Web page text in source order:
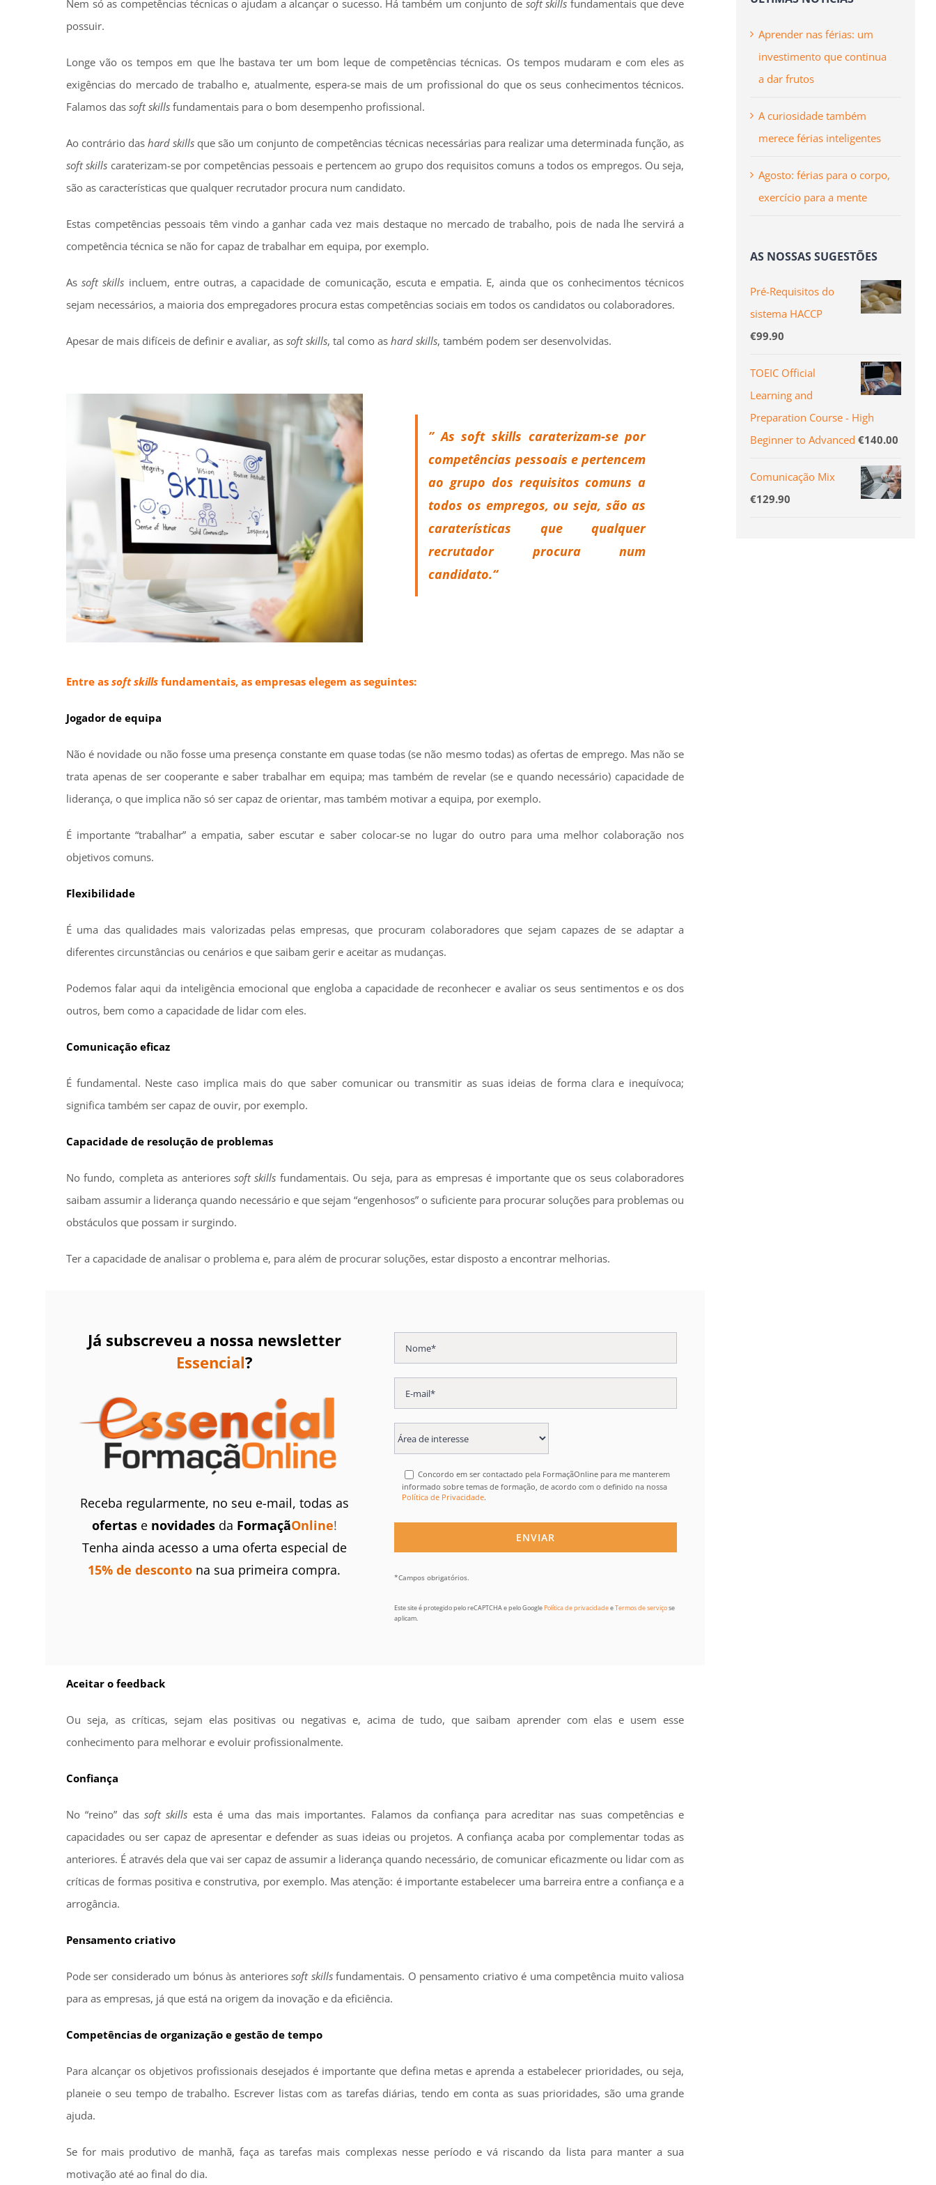
Nem só as competências técnicas o ajudam a alcançar o sucesso. Há também um conjunto desoft skills fundamentais que deve
possuir.
Longe vão os tempos em que lhe bastava ter um bom leque de competências técnicas. Os tempos mudaram e com eles as
exigências do mercado de trabalho e, atualmente, espera-se mais de um profissional do que os seus conhecimentos técnicos.
Falamos das soft skillsfundamentais para o bom desempenho profissional.
Ao contrário dashard skills que são um conjunto de competências técnicas necessárias para realizar uma determinada função, as
soft skills caraterizam-se por competências pessoais e pertencem ao grupo dos requisitos comuns a todos os empregos. Ou seja,
são as características que qualquer recrutador procura num candidato.
Estas competências pessoais têm vindo a ganhar cada vez mais destaque no mercado de trabalho, pois de nada lhe servirá a
competência técnica se não for capaz de trabalhar em equipa, por exemplo.
Assoft skills incluem, entre outras, a capacidade de comunicação, escuta e empatia. E, ainda que os conhecimentos técnicos
sejam necessários, a maioria dos empregadores procura estas competências sociais em todos os candidatos ou colaboradores.
Apesar de mais difíceis de definir e avaliar, as soft skills, tal como as hard skills, também podem ser desenvolvidas.
” Assoft skills caraterizam-se por
competências pessoais e pertencem
ao grupo dos requisitos comuns a
todos os empregos, ou seja, são as
caraterísticas que qualquer
recrutador procura num
candidato.“
Entre as soft skillsfundamentais, as empresas elegem as seguintes:
Jogador de equipa
Não é novidade ou não fosse uma presença constante em quase todas (se não mesmo todas) as ofertas de emprego. Mas não se
trata apenas de ser cooperante e saber trabalhar em equipa; mas também de revelar (se e quando necessário) capacidade de
liderança, o que implica não só ser capaz de orientar, mas também motivar a equipa, por exemplo.
É importante “trabalhar” a empatia, saber escutar e saber colocar-se no lugar do outro para uma melhor colaboração nos
objetivos comuns.
Flexibilidade
É uma das qualidades mais valorizadas pelas empresas, que procuram colaboradores que sejam capazes de se adaptar a
diferentes circunstâncias ou cenários e que saibam gerir e aceitar as mudanças.
Podemos falar aqui da inteligência emocional que engloba a capacidade de reconhecer e avaliar os seus sentimentos e os dos
outros, bem como a capacidade de lidar com eles.
Comunicação eficaz
É fundamental. Neste caso implica mais do que saber comunicar ou transmitir as suas ideias de forma clara e inequívoca;
significa também ser capaz de ouvir, por exemplo.
Capacidade de resolução de problemas
No fundo, completa as anteriores soft skills fundamentais. Ou seja, para as empresas é importante que os seus colaboradores
saibam assumir a liderança quando necessário e que sejam “engenhosos” o suficiente para procurar soluções para problemas ou
obstáculos que possam ir surgindo.
Ter a capacidade de analisar o problema e, para além de procurar soluções, estar disposto a encontrar melhorias.
Já subscreveu a nossa newsletter
Essencial?
Receba regularmente, no seu e-mail, todas as
ofertase novidadesda FormaçãOnline!
Tenha ainda acesso a uma oferta especial de
15% de desconto na sua primeira compra.
Concordo em ser contactado pela FormaçãOnline para me manterem
informado sobre temas de formação, de acordo com o definido na nossa
Política de Privacidade.
*Campos obrigatórios.
Este site é protegido pelo reCAPTCHA e pelo GooglePolítica de privacidadeeTermos de serviçose
aplicam.
Aceitar o feedback
Ou seja, as críticas, sejam elas positivas ou negativas e, acima de tudo, que saibam aprender com elas e usem esse
conhecimento para melhorar e evoluir profissionalmente.
Confiança
No “reino” das soft skills esta é uma das mais importantes. Falamos da confiança para acreditar nas suas competências e
capacidades ou ser capaz de apresentar e defender as suas ideias ou projetos. A confiança acaba por complementar todas as
anteriores. É através dela que vai ser capaz de assumir a liderança quando necessário, de comunicar eficazmente ou lidar com as
críticas de formas positiva e construtiva, por exemplo. Mas atenção: é importante estabelecer uma barreira entre a confiança e a
arrogância.
Pensamento criativo
Pode ser considerado um bónus às anterioressoft skillsfundamentais. O pensamento criativo é uma competência muito valiosa
para as empresas, já que está na origem da inovação e da eficiência.
Competências de organização e gestão de tempo
Para alcançar os objetivos profissionais desejados é importante que defina metas e aprenda a estabelecer prioridades, ou seja,
planeie o seu tempo de trabalho. Escrever listas com as tarefas diárias, tendo em conta as suas prioridades, são uma grande
ajuda.
Se for mais produtivo de manhã, faça as tarefas mais complexas nesse período e vá riscando da lista para manter a sua
motivação até ao final do dia.
Aprender nas férias: um
investimento que continua
a dar frutos
A curiosidade também
merece férias inteligentes
Agosto: férias para o corpo,
exercício para a mente
AS NOSSAS SUGESTÕES
Pré-Requisitos do
sistema HACCP
€99.90
TOEIC Official
Learning and
Preparation Course - High
Beginner to Advanced €140.00
Comunicação Mix
€129.90